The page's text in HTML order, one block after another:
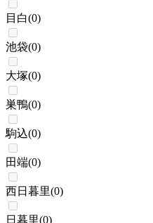
目白(0)
池袋(0)
大塚(0)
巣鴨(0)
駒込(0)
田端(0)
西日暮里(0)
日暮里(0)